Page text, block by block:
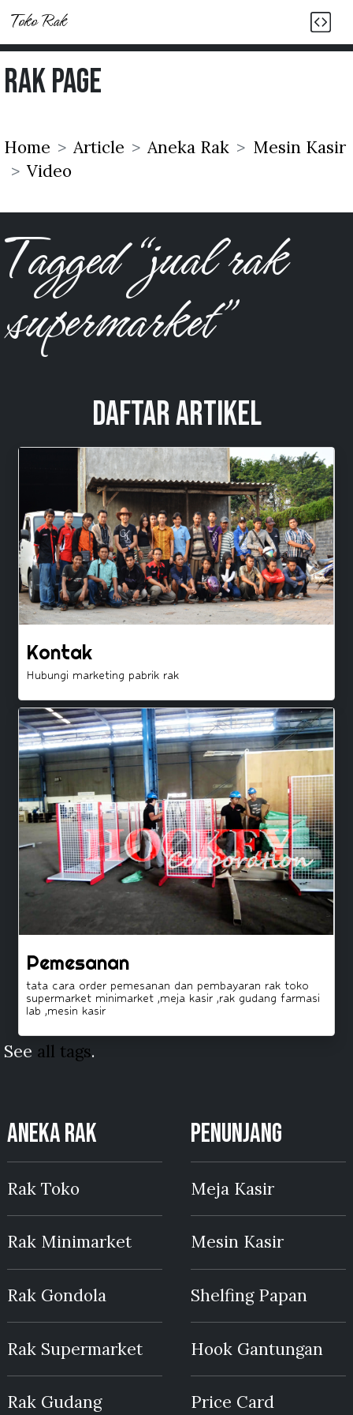
Toko Rak
Rak Page
Home Article Aneka Rak
Mesin Kasir
Video
Tagged “jual rak
supermarket”
Daftar Artikel
Kontak
Hubungi marketing pabrik rak
Pemesanan
tata cara order pemesanan dan pembayaran rak toko
supermarket minimarket ,meja kasir ,rak gudang farmasi
lab ,mesin kasir
See all tags.
ANEKA RAK
Rak Toko
Rak Minimarket
Rak Gondola
Rak Supermarket
Rak Gudang
PENUNJANG
Meja Kasir
Mesin Kasir
Shelfing Papan
Hook Gantungan
Price Card